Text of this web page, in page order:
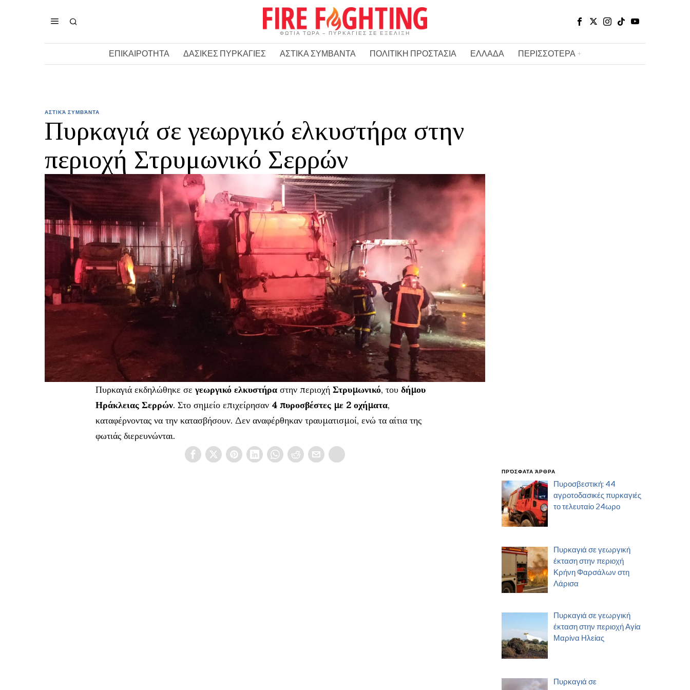
ΦΩΤΙΑ ΤΩΡΑ – ΠΥΡΚΑΓΙΕΣ ΣΕ ΕΞΕΛΙΞΗ
ΕΠΙΚΑΙΡΟΤΗΤΑ ΔΑΣΙΚΕΣ ΠΥΡΚΑΓΙΕΣ ΑΣΤΙΚΑ ΣΥΜΒΑΝΤΑ ΠΟΛΙΤΙΚΗ ΠΡΟΣΤΑΣΙΑ ΕΛΛΑΔΑ ΠΕΡΙΣΣΟΤΕΡΑ
ΑΣΤΙΚΆ ΣΥΜΒΆΝΤΑ
Πυρκαγιά σε γεωργικό ελκυστήρα στην
περιοχή Στρυμωνικό Σερρών
Πυρκαγιά εκδηλώθηκε σε γεωργικό ελκυστήρα στην περιοχή Στρυμωνικό, του δήμου
Ηράκλειας Σερρών. Στο σημείο επιχείρησαν 4 πυροσβέστες με 2 οχήματα,
καταφέρνοντας να την κατασβήσουν. Δεν αναφέρθηκαν τραυματισμοί, ενώ τα αίτια της
φωτιάς διερευνώνται.
ΠΡΌΣΦΑΤΑ ΆΡΘΡΑ
Πυροσβεστική: 44
αγροτοδασικές πυρκαγιές
το τελευταίο 24ωρο
Πυρκαγιά σε γεωργική
έκταση στην περιοχή
Κρήνη Φαρσάλων στη
Λάρισα
Πυρκαγιά σε γεωργική
έκταση στην περιοχή Αγία
Μαρίνα Ηλείας
Πυρκαγιά σε